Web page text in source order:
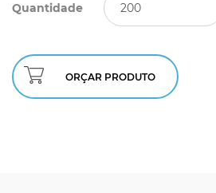
Quantidade
ORÇAR PRODUTO